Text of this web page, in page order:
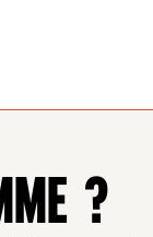
?